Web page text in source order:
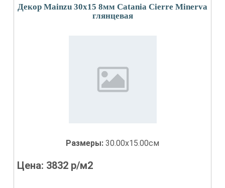
Декор Mainzu 30x15 8мм Catania Cierre Minerva
глянцевая
Размеры: 30.00x15.00см
Цена: 3832 р/м2